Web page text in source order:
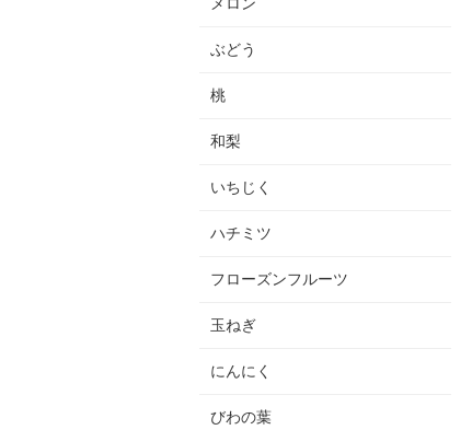
ぶどう
桃
和梨
いちじく
ハチミツ
フローズンフルーツ
玉ねぎ
にんにく
びわの葉